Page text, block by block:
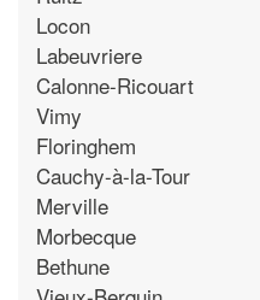
Locon
Labeuvriere
Calonne-Ricouart
Vimy
Floringhem
Cauchy-à-la-Tour
Merville
Morbecque
Bethune